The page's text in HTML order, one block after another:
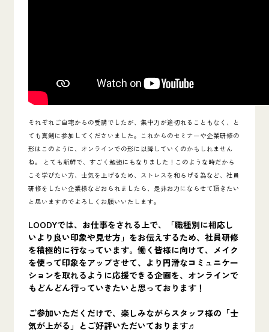
それぞれご自宅からの受講でしたが、集中力が途切れることもなく、と
ても真剣に参加してくださいました。これからのセミナーや企業研修の
形はこのように、オンラインでの形に以降していくのかもしれません
ね。 とても新鮮で、すごく勉強にもなりました！ このような時だから
こそ学びたい方、士気を上げるため、ストレスを和らげる為など、社員
研修をしたい企業様などおられましたら、是非お力にならせて頂きたい
と思いますのでよろしくお願いいたします。
LOODYでは、お仕事をされる上で、「職種別に相応し
いより良い印象や見せ方」をお伝えするため、社員研修
を積極的に行なっています。働く皆様に向けて、メイク
を使って印象をアップさせて、より円滑なコミュニケー
ションを取れるように応援できる企画を、オンラインで
もどんどん行っていきたいと思っております！
ご参加いただくだけで、楽しみながらスタッフ様の「士
気が上がる」とご好評いただいております♬